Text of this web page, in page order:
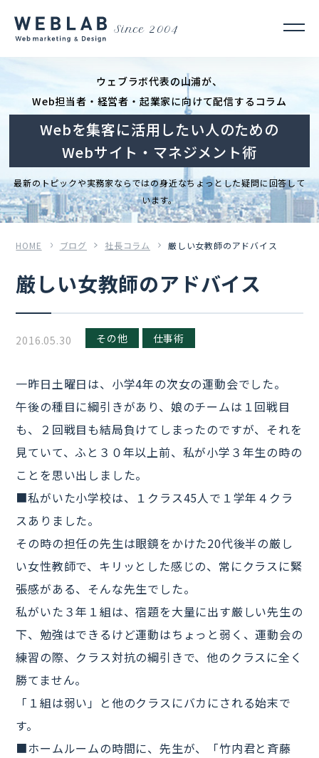
Since 2004
ウェブラボ代表の山浦が、
Web担当者・経営者・起業家に向けて配信するコラム
Webを集客に活用したい人のための
Webサイト・マネジメント術
最新のトピックや実務家ならではの身近なちょっとした疑問に回答して
います。
HOME ブログ 社長コラム 厳しい女教師のアドバイス
厳しい女教師のアドバイス
2016.05.30 その他 仕事術
一昨日土曜日は、小学4年の次女の運動会でした。
午後の種目に綱引きがあり、娘のチームは１回戦目
も、２回戦目も結局負けてしまったのですが、それを
見ていて、ふと３０年以上前、私が小学３年生の時の
ことを思い出しました。
■私がいた小学校は、１クラス45人で１学年４クラ
スありました。
その時の担任の先生は眼鏡をかけた20代後半の厳し
い女性教師で、キリッとした感じの、常にクラスに緊
張感がある、そんな先生でした。
私がいた３年１組は、宿題を大量に出す厳しい先生の
下、勉強はできるけど運動はちょっと弱く、運動会の
練習の際、クラス対抗の綱引きで、他のクラスに全く
勝てません。
「１組は弱い」と他のクラスにバカにされる始末で
す。
■ホームルームの時間に、先生が、「竹内君と斉藤